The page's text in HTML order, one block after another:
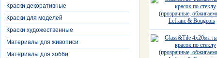
Краски декоративные
Краски для моделей
Краски художественные
Материалы для живописи
Материалы для хобби